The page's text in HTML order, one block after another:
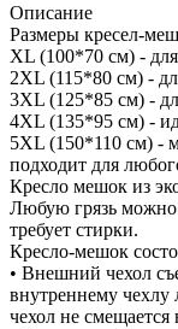
Описание
Размеры кресел-
XL (100*70 см) -
2XL (115*80 см) -
3XL (125*85 см) -
4XL (135*95 см) -
5XL (150*110 см) -
подходит для
Кресло мешок из
Любую грязь можно
требует стирки.
Кресло-мешок
• Внешний чехол
внутреннему чехлу
чехол не смещается